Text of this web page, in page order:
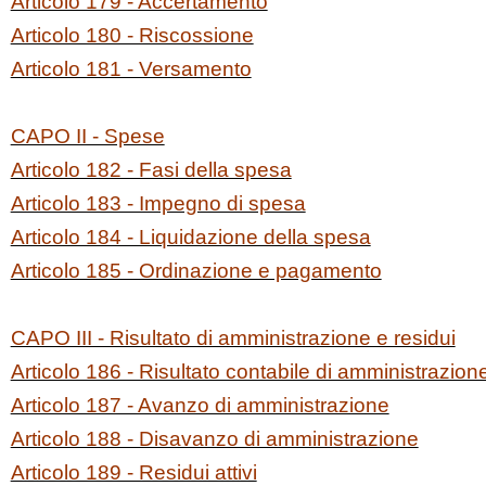
Articolo 180 - Riscossione
Articolo 181 - Versamento
CAPO II - Spese
Articolo 182 - Fasi della spesa
Articolo 183 - Impegno di spesa
Articolo 184 - Liquidazione della spesa
Articolo 185 - Ordinazione e pagamento
CAPO III - Risultato di amministrazione e residui
Articolo 186 - Risultato contabile di
Articolo 187 - Avanzo di amministrazione
Articolo 188 - Disavanzo di amministrazione
Articolo 189 - Residui attivi